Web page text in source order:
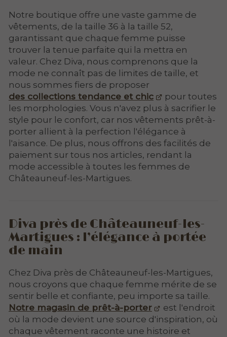
Notre boutique offre une vaste gamme de
vêtements, de la taille 36 à la taille 52,
garantissant que chaque femme puisse
trouver la tenue parfaite qui la mettra en
valeur. Chez Diva, nous comprenons que la
mode ne connaît pas de limites de taille, et
nous sommes fiers de proposer
des collections tendance et chic
pour toutes
les morphologies. Vous n'avez plus à sacrifier le
style pour le confort, car nos vêtements prêt-à-
porter allient à la perfection l'élégance à
l'aisance. De plus, nous offrons des facilités de
paiement sur tous nos articles, rendant la
mode accessible à toutes les femmes de
Châteauneuf-les-Martigues.
Diva près de Châteauneuf-les-
Martigues : l’élégance à portée
de main
Chez Diva près de Châteauneuf-les-Martigues,
nous croyons que chaque femme mérite de se
sentir belle et confiante, peu importe sa taille.
Notre magasin de prêt-à-porter
est l'endroit
où la mode devient une source d'inspiration, où
chaque vêtement raconte une histoire et